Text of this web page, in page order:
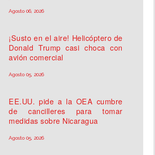
Agosto 06, 2026
¡Susto en el aire! Helicóptero de
Donald Trump casi choca con
avión comercial
Agosto 05, 2026
EE.UU. pide a la OEA cumbre
de cancilleres para tomar
medidas sobre Nicaragua
Agosto 05, 2026